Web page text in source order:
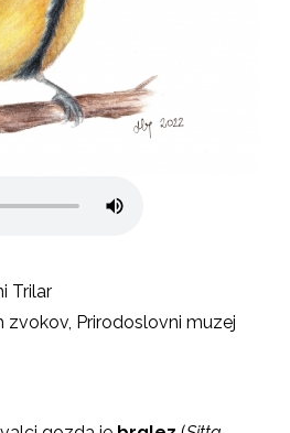
Trilar
zvokov, Prirodoslovni muzej